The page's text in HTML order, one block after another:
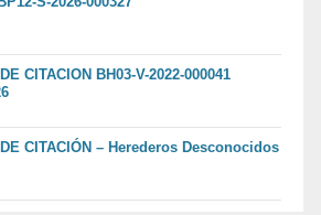
CITACION BH03-V-2022-000041
CITACIÓN – Herederos Desconocidos